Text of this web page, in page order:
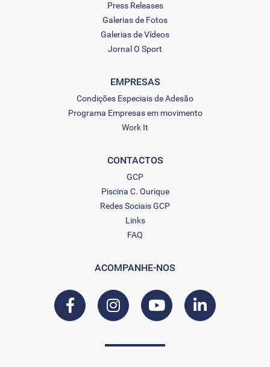
Press Releases
Galerias de Fotos
Galerias de Vídeos
Jornal O Sport
EMPRESAS
Condições Especiais de Adesão
Programa Empresas em movimento
Work It
CONTACTOS
GCP
Piscina C. Ourique
Redes Sociais GCP
Links
FAQ
ACOMPANHE-NOS